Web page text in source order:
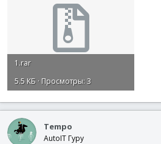
1.rar
5.5 КБ · Просмотры: 3
Tempo
AutoIT Гуру